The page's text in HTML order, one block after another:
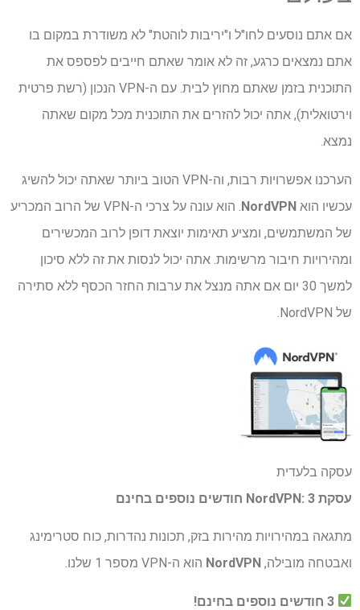
אם אתם נוסעים לחו"ל ו"יריבות לוהטת" לא משודרת במקום בו
אתם נמצאים כרגע, זה לא אומר שאתם חייבים לפספס את
התוכנית בזמן שאתם מחוץ לבית. עם ה-VPN הנכון (רשת פרטית
וירטואלית), אתה יכול להזרים את התוכנית מכל מקום שאתה
נמצא.
הערכנו אפשרויות רבות, וה-VPN הטוב ביותר שאתה יכול להשיג
עכשיו הוא NordVPN
. הוא עונה על צרכי ה-VPN של הרוב המכריע
של המשתמשים, ומציע תאימות יוצאת דופן לרוב המכשירים
ומהירויות חיבור מרשימות. אתה יכול לנסות את זה ללא סיכון
למשך 30 יום אם אתה מנצל את ערבות החזר הכסף ללא סתירה
של NordVPN.
עסקה בלעדית
עסקת NordVPN: 3 חודשים נוספים בחינם
מתגאה במהירויות מהירות בזק, תכונות נהדרות, כוח סטרימינג
ואבטחה מובילה, NordVPN הוא ה-VPN מספר 1 שלנו.
3 חודשים נוספים בחינם!